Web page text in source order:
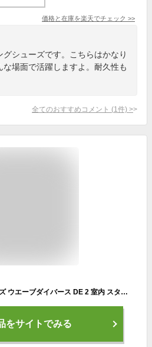
価格と在庫を楽天でチェック >>
シューズです。こちらはかなり
場面で活躍しますよ。耐久性も
全てのおすすめコメント (1 件) >
[ミズノ] フィットネスシューズ ウエーブダイバース DE 2 室内 スタジオ ジム エクササイズ ダンス ブラック×ホワイト×ライトグレー 24.0 cm 2E
をサイトでみる